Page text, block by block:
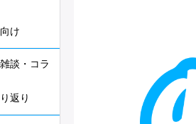
け
談・コラ
返り